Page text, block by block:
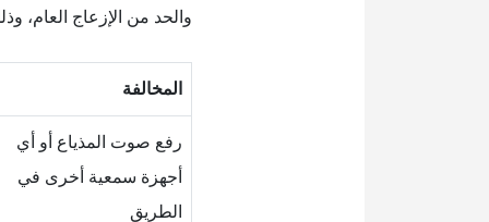
والحد من الإزعاج العام،
المخالفة
رفع صوت المذياع أو أي
أجهزة سمعية أخرى في
الطريق